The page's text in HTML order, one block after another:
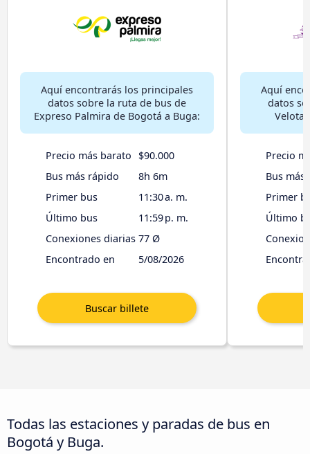
Aquí encontrarás los principales
datos sobre la ruta de bus de
Expreso Palmira de Bogotá a Buga:
Precio más barato
$90.000
Bus más rápido
8h 6m
Primer bus
11:30 a. m.
Último bus
11:59 p. m.
Conexiones diarias 77 Ø
Encontrado en
5/08/2026
Aquí
datos
Precio
Bus más
Primer
Último
Todas las estaciones y paradas de bus en
Bogotá y Buga.